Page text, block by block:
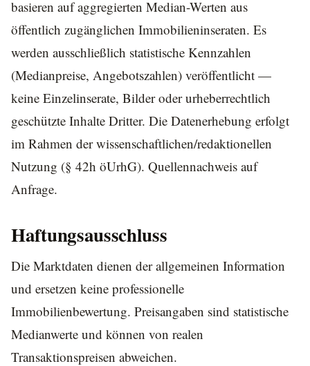
basieren auf aggregierten Median-Werten aus
öffentlich zugänglichen Immobilieninseraten. Es
werden ausschließlich statistische Kennzahlen
(Medianpreise, Angebotszahlen) veröffentlicht —
keine Einzelinserate, Bilder oder urheberrechtlich
geschützte Inhalte Dritter. Die Datenerhebung erfolgt
im Rahmen der wissenschaftlichen/redaktionellen
Nutzung (§ 42h öUrhG). Quellennachweis auf
Anfrage.
Haftungsausschluss
Die Marktdaten dienen der allgemeinen Information
und ersetzen keine professionelle
Immobilienbewertung. Preisangaben sind statistische
Medianwerte und können von realen
Transaktionspreisen abweichen.